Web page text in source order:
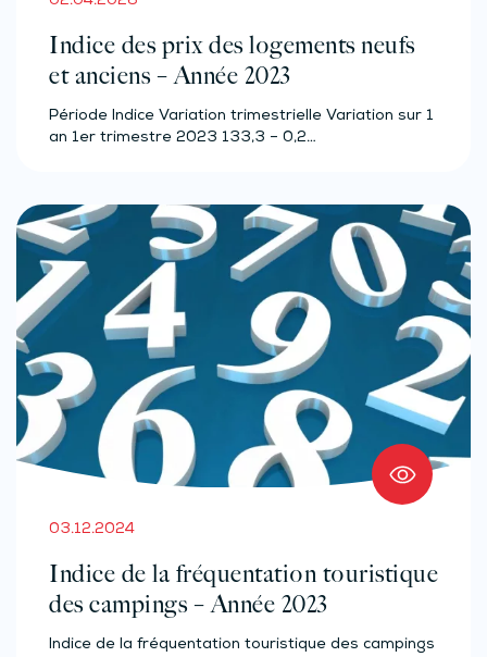
Indice des prix des logements neufs
et anciens – Année 2023
Période Indice Variation trimestrielle Variation sur 1
an 1er trimestre 2023 133,3 – 0,2…
03.12.2024
Indice de la fréquentation touristique
des campings – Année 2023
Indice de la fréquentation touristique des campings